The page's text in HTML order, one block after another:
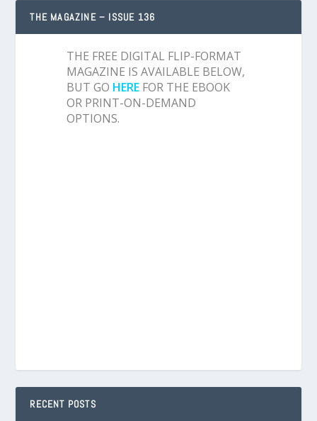
THE MAGAZINE – ISSUE 136
THE FREE DIGITAL FLIP-FORMAT
MAGAZINE IS AVAILABLE BELOW,
BUT GO HERE FOR THE EBOOK
OR PRINT-ON-DEMAND
OPTIONS.
RECENT POSTS